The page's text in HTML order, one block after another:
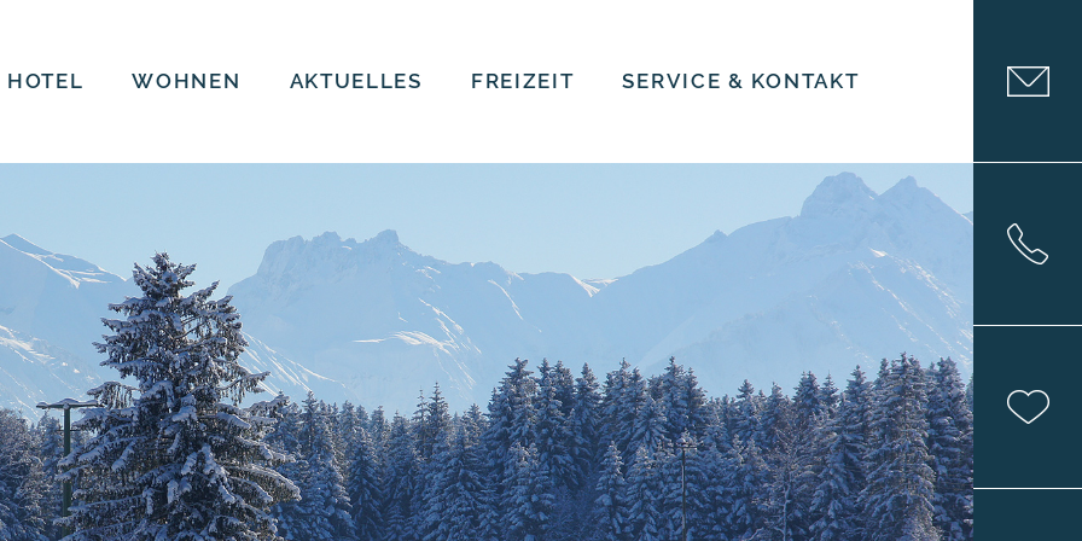
HOTEL WOHNEN AKTUELLES FREIZEIT SERVICE & KONTAKT